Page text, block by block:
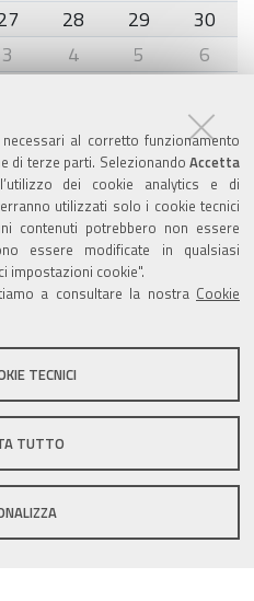
al corretto funzionamento
di terze parti. Selezionando Accetta
dei cookie analytics e di
utilizzati solo i cookie tecnici
contenuti potrebbero non essere
essere modificate in qualsiasi
impostazioni cookie".
a consultare la nostra Cookie
TECNICI
TUTTO
28 29
30
3 4 5 6
questo sito
di Zola Predosa